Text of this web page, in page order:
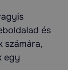
és
számára,
egy